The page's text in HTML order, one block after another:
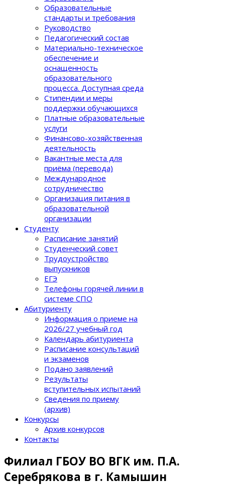
Образовательные
стандарты и требования
Руководство
Педагогический состав
Материально-техническое
обеспечение и
оснащенность
образовательного
процеcса. Доступная среда
Стипендии и меры
поддержки обучающихся
Платные образовательные
услуги
Финансово-хозяйственная
деятельность
Вакантные места для
приёма (перевода)
Международное
сотрудничество
Организация питания в
образовательной
организации
Студенту
Расписание занятий
Студенческий совет
Трудоустройство
выпускников
ЕГЭ
Телефоны горячей линии в
системе СПО
Абитуриенту
Информация о приеме на
2026/27 учебный год
Календарь абитуриента
Расписание консультаций
и экзаменов
Подано заявлений
Результаты
вступительных испытаний
Сведения по приему
(архив)
Конкурсы
Архив конкурсов
Контакты
Филиал ГБОУ ВО ВГК им. П.А.
Серебрякова в г. Камышин